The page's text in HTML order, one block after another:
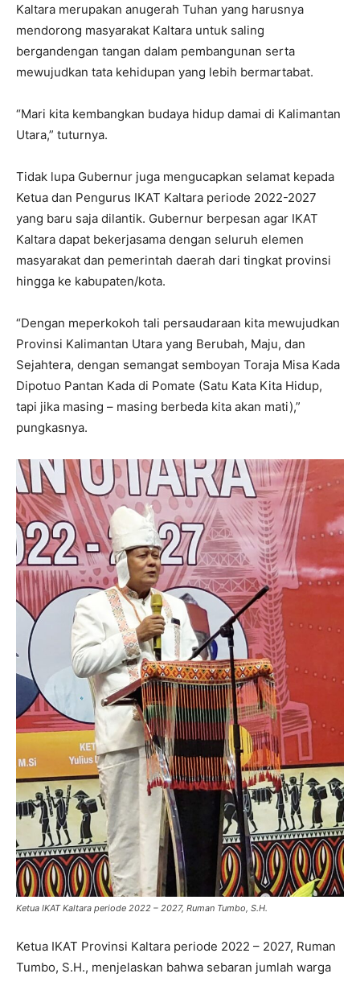
Kaltara merupakan anugerah Tuhan yang harusnya
mendorong masyarakat Kaltara untuk saling
bergandengan tangan dalam pembangunan serta
mewujudkan tata kehidupan yang lebih bermartabat.
“Mari kita kembangkan budaya hidup damai di Kalimantan
Utara,” tuturnya.
Tidak lupa Gubernur juga mengucapkan selamat kepada
Ketua dan Pengurus IKAT Kaltara periode 2022-2027
yang baru saja dilantik. Gubernur berpesan agar IKAT
Kaltara dapat bekerjasama dengan seluruh elemen
masyarakat dan pemerintah daerah dari tingkat provinsi
hingga ke kabupaten/kota.
“Dengan meperkokoh tali persaudaraan kita mewujudkan
Provinsi Kalimantan Utara yang Berubah, Maju, dan
Sejahtera, dengan semangat semboyan Toraja Misa Kada
Dipotuo Pantan Kada di Pomate (Satu Kata Kita Hidup,
tapi jika masing – masing berbeda kita akan mati),”
pungkasnya.
Ketua IKAT Kaltara periode 2022 – 2027, Ruman Tumbo, S.H.
Ketua IKAT Provinsi Kaltara periode 2022 – 2027, Ruman
Tumbo, S.H., menjelaskan bahwa sebaran jumlah warga